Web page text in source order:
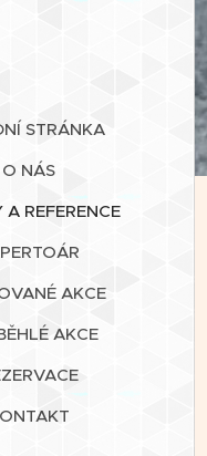
STRÁNKA
O NÁS
A REFERENCE
AKCE
AKCE